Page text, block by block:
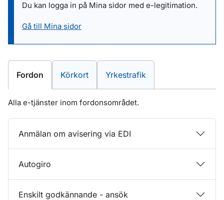
Du kan logga in på Mina sidor med e-legitimation.
Gå till Mina sidor
E-tjänster inom
Fordon E-tjänster inom
Körkort E-tjänster inom
Yrkestrafik
Alla e-tjänster inom fordonsområdet.
Anmälan om avisering via EDI
Autogiro
Enskilt godkännande - ansök